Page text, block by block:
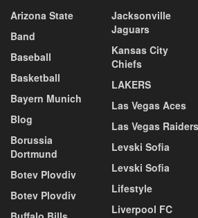
Arizona State
Band
Baseball
Basketball
Bayern Munich
Blog
Borussia
Dortmund
Botev Plovdiv
Botev Plovdiv
Jacksonville
Jaguars
Kansas City
Chiefs
LAKERS
Las Vegas Aces
Las Vegas Raiders
Levski Sofia
Levski Sofia
Lifestyle
Liverpool FC